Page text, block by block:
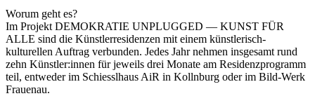
Worum geht es?
Im Projekt DEMOKRATIE UNPLUGGED — KUNST FÜR
ALLE sind die Künstlerresidenzen mit einem künstlerisch-
kulturellen Auftrag verbunden. Jedes Jahr nehmen insgesamt rund
zehn Künstler:innen für jeweils drei Monate am Residenzprogramm
teil, entweder im Schiesslhaus AiR in Kollnburg oder im Bild-Werk
Frauenau.